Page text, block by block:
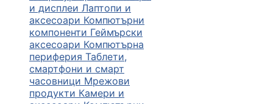
и дисплеи Лаптопи и
аксесоари Компютърни
компоненти Геймърски
аксесоари Компютърна
периферия Таблети,
смартфони и смарт
часовници Мрежови
продукти Камери и